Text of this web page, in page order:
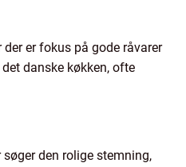
er fokus på gode råvarer
danske køkken, ofte
den rolige stemning,